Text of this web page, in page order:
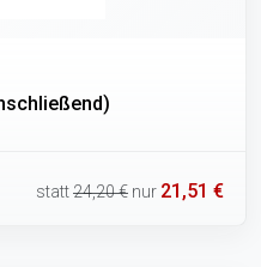
statt24,20 € nur 21,51 €